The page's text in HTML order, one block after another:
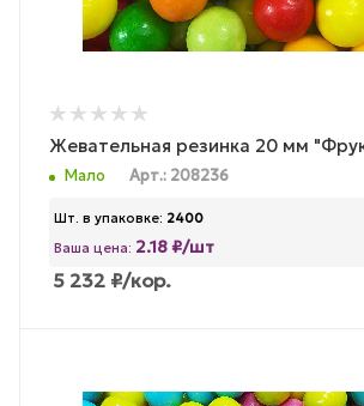
Жевательная резинка 20 мм
Мало Арт.: 208236
Шт. в упаковке: 2400
Ваша цена: 2.18 ₽/шт
5 232 ₽/кор.